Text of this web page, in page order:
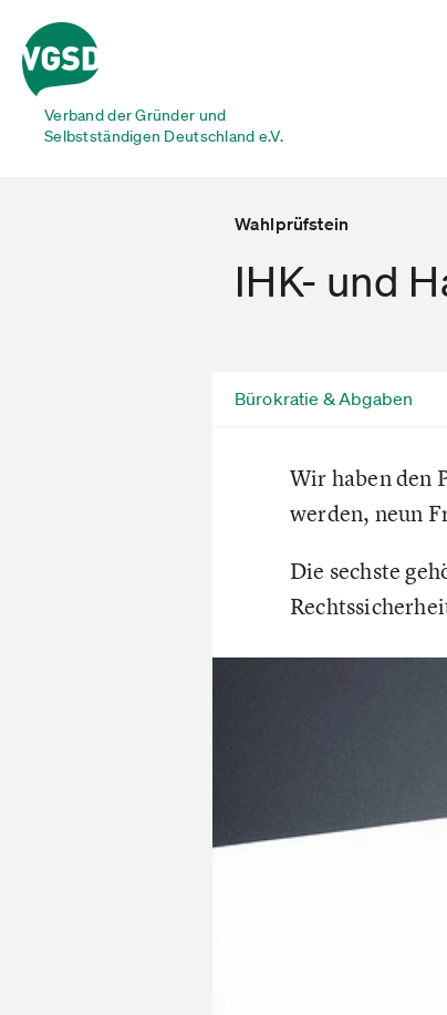
Verband der Gründer und
Selbstständigen Deutschland e.V.
Wahlprüfstein
IHK- und
Bürokratie & Abgaben
Wir haben den
werden, neun
Die sechste